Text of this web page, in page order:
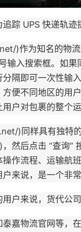
UPS 快递轨迹
为知名的物流
输入搜索框。如
隔即可一次性输
便不同地区的用
户对包裹的整个
样具有独特的
然后点击 “查询
作流程、运输航
来说，是一个非
来说，货代公司
物流官网等，